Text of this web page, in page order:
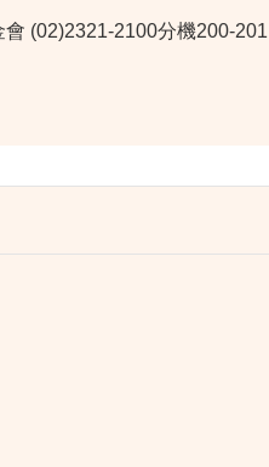
(02)2321-2100分機200-201